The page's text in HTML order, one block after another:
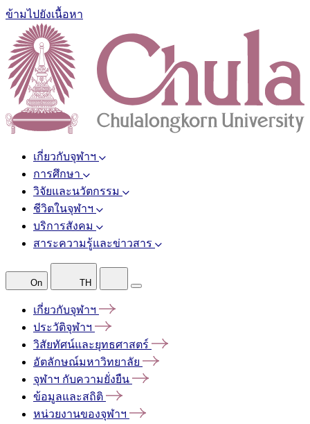
ข้ามไปยังเนื้อหา
เกี่ยวกับจุฬาฯ
การศึกษา
วิจัยและนวัตกรรม
ชีวิตในจุฬาฯ
บริการสังคม
สาระความรู้และข่าวสาร
On TH
เกี่ยวกับจุฬาฯ
ประวัติจุฬาฯ
วิสัยทัศน์และยุทธศาสตร์
อัตลักษณ์มหาวิทยาลัย
จุฬาฯ กับความยั่งยืน
ข้อมูลและสถิติ
หน่วยงานของจุฬาฯ